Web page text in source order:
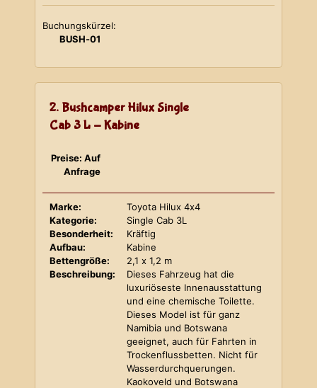
Buchungskürzel:
BUSH-01
2. Bushcamper Hilux Single
Cab 3 L - Kabine
Preise: Auf
Anfrage
Marke:
Toyota Hilux 4x4
Kategorie:
Single Cab 3L
Besonderheit:
Kräftig
Aufbau:
Kabine
Bettengröße:
2,1 x 1,2 m
Beschreibung:
Dieses Fahrzeug hat die
luxuriöseste Innenausstattung
und eine chemische Toilette.
Dieses Model ist für ganz
Namibia und Botswana
geeignet, auch für Fahrten in
Trockenflussbetten. Nicht für
Wasserdurchquerungen.
Kaokoveld und Botswana